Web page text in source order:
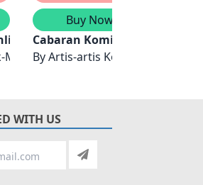
Malaysia (CKOM): Zombinasi
Buy Now
Cabaran Komik Online
ByArtis-artis Komik-M
WITH US